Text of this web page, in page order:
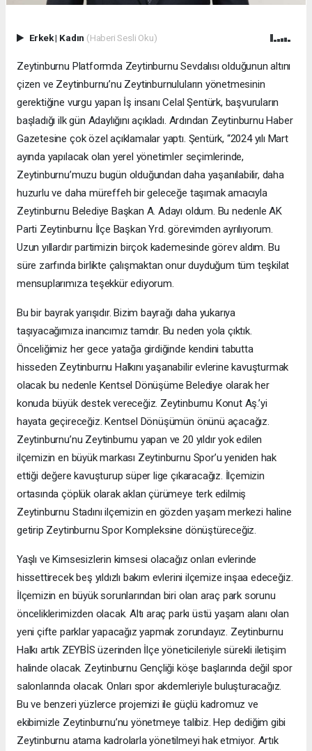
Erkek| Kadın (Haberi Sesli Oku)
Zeytinburnu Platformda Zeytinburnu Sevdalısı olduğunun altını
çizen ve Zeytinburnu’nu Zeytinburnuluların yönetmesinin
gerektiğine vurgu yapan İş insanı Celal Şentürk, başvuruların
başladığı ilk gün Adaylığını açıkladı. Ardından Zeytinburnu Haber
Gazetesine çok özel açıklamalar yaptı. Şentürk, “2024 yılı Mart
ayında yapılacak olan yerel yönetimler seçimlerinde,
Zeytinburnu’muzu bugün olduğundan daha yaşanılabilir, daha
huzurlu ve daha müreffeh bir geleceğe taşımak amacıyla
Zeytinburnu Belediye Başkan A. Adayı oldum. Bu nedenle AK
Parti Zeytinburnu İlçe Başkan Yrd. görevimden ayrılıyorum.
Uzun yıllardır partimizin birçok kademesinde görev aldım. Bu
süre zarfında birlikte çalışmaktan onur duyduğum tüm teşkilat
mensuplarımıza teşekkür ediyorum.
Bu bir bayrak yarışıdır. Bizim bayrağı daha yukarıya
taşıyacağımıza inancımız tamdır. Bu neden yola çıktık.
Önceliğimiz her gece yatağa girdiğinde kendini tabutta
hisseden Zeytinburnu Halkını yaşanabilir evlerine kavuşturmak
olacak bu nedenle Kentsel Dönüşüme Belediye olarak her
konuda büyük destek vereceğiz. Zeytinburnu Konut Aş.’yi
hayata geçireceğiz. Kentsel Dönüşümün önünü açacağız.
Zeytinburnu’nu Zeytinburnu yapan ve 20 yıldır yok edilen
ilçemizin en büyük markası Zeytinburnu Spor’u yeniden hak
ettiği değere kavuşturup süper lige çıkaracağız. İlçemizin
ortasında çöplük olarak aklan çürümeye terk edilmiş
Zeytinburnu Stadını ilçemizin en gözden yaşam merkezi haline
getirip Zeytinburnu Spor Kompleksine dönüştüreceğiz.
Yaşlı ve Kimsesizlerin kimsesi olacağız onları evlerinde
hissettirecek beş yıldızlı bakım evlerini ilçemize inşaa edeceğiz.
İlçemizin en büyük sorunlarından biri olan araç park sorunu
önceliklerimizden olacak. Altı araç parkı üstü yaşam alanı olan
yeni çifte parklar yapacağız yapmak zorundayız. Zeytinburnu
Halkı artık ZEYBİS üzerinden İlçe yöneticileriyle sürekli iletişim
halinde olacak. Zeytinburnu Gençliği köşe başlarında değil spor
salonlarında olacak. Onları spor akdemleriyle buluşturacağız.
Bu ve benzeri yüzlerce projemizi ile güçlü kadromuz ve
ekibimizle Zeytinburnu’nu yönetmeye talibiz. Hep dediğim gibi
Zeytinburnu atama kadrolarla yönetilmeyi hak etmiyor. Artık